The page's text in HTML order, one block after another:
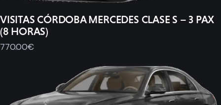
VISITAS CÓRDOBA MERCEDES CLASE S – 3 PAX
(8 HORAS)
770.00€